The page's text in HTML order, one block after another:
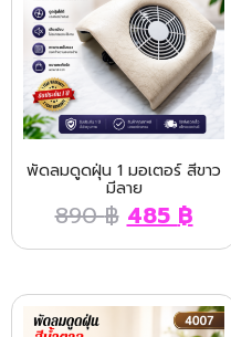
พัดลมดูดฝุ่น 1 มอเตอร์ สีขาว
มีลาย
890฿ 485฿